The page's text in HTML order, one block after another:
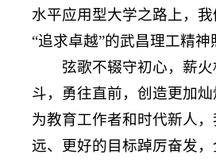
水平应用型大学之路上，
“追求卓越”的武昌理工精神
弦歌不辍守初心，薪
斗，勇往直前，创造更加
为教育工作者和时代新人
远、更好的目标踔厉奋发